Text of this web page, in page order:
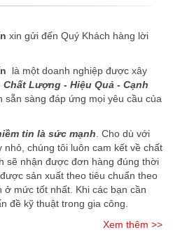
xin gửi đến Quý Khách hàng lời
là một doanh nghiệp được xây
Chất Lượng - Hiệu Quả - Cạnh
sẵn sàng đáp ứng mọi yêu cầu của
tin là sức mạnh . Cho dù với
chúng tôi luôn cam kết về chất
sẽ nhận được đơn hàng đúng thời
sản xuất theo tiêu chuẩn theo
mức tốt nhất. Khi các bạn cần
đề kỹ thuật trong gia công.
Xem thêm >>